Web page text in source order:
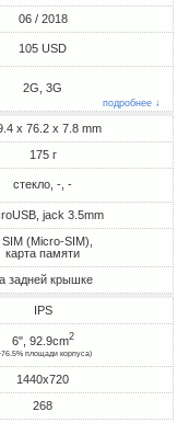
06 / 2018
105 USD
2G, 3G
подробнее ↓
x 76.2 x 7.8 mm
175 г
стекло, -, -
jack 3.5mm
SIM (Micro-SIM),
карта памяти
задней крышке
IPS
6", 92.9cm2
площади корпуса)
1440x720
268